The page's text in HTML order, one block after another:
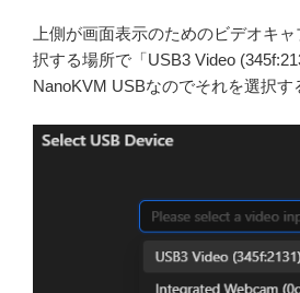
上側が画面表示のためのビデオキ
択する場所で「USB3 Video
NanoKVM USBなのでそれを選択す